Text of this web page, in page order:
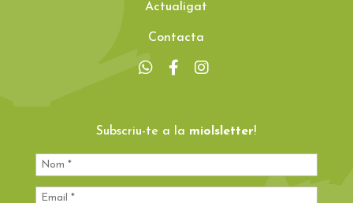
Actualigat
Contacta
Subscriu-te a la miolsletter!